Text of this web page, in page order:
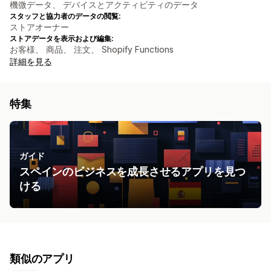
機微データ、 デバイスとアクティビティのデータ
スタッフと協力者のデータの閲覧:
ストアオーナー
ストアデータを表示および編集:
お客様、 商品、 注文、 Shopify Functions
詳細を見る
特集
ガイド
スペインのビジネスを成長させるアプリを見つ
ける
類似のアプリ